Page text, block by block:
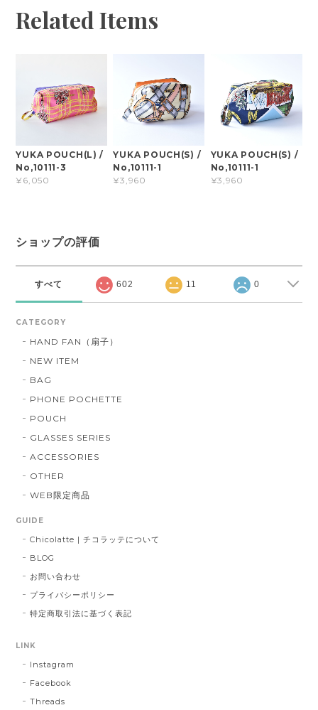
Related Items
YUKA POUCH(L) /
No,10111-3
¥6,050
YUKA POUCH(S) /
No,10111-1
¥3,960
YUKA POUCH(S) /
No,10111-1
¥3,960
ショップの評価
すべて 602 11 0
CATEGORY
HAND FAN（扇子）
NEW ITEM
BAG
PHONE POCHETTE
POUCH
GLASSES SERIES
ACCESSORIES
OTHER
WEB限定商品
GUIDE
Chicolatte | チコラッテについて
BLOG
お問い合わせ
プライバシーポリシー
特定商取引法に基づく表記
LINK
Instagram
Facebook
Threads